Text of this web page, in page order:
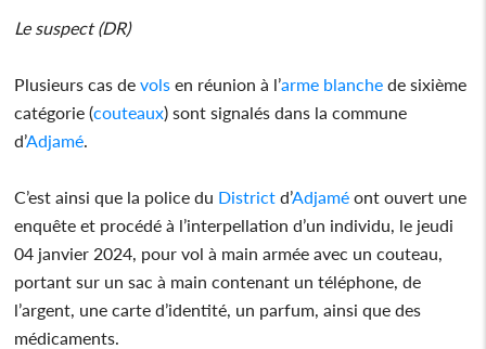
Le suspect (DR)
Plusieurs cas devols en réunion à l’arme blanche de sixième
catégorie (couteaux) sont signalés dans la commune
d’Adjamé
C’est ainsi que la police du District d’Adjamé ont ouvert une
enquête et procédé à l’interpellation d’un individu, le jeudi
04 janvier 2024, pour vol à main armée avec un couteau,
portant sur un sac à main contenant un téléphone, de
l’argent, une carte d’identité, un parfum, ainsi que des
médicaments.